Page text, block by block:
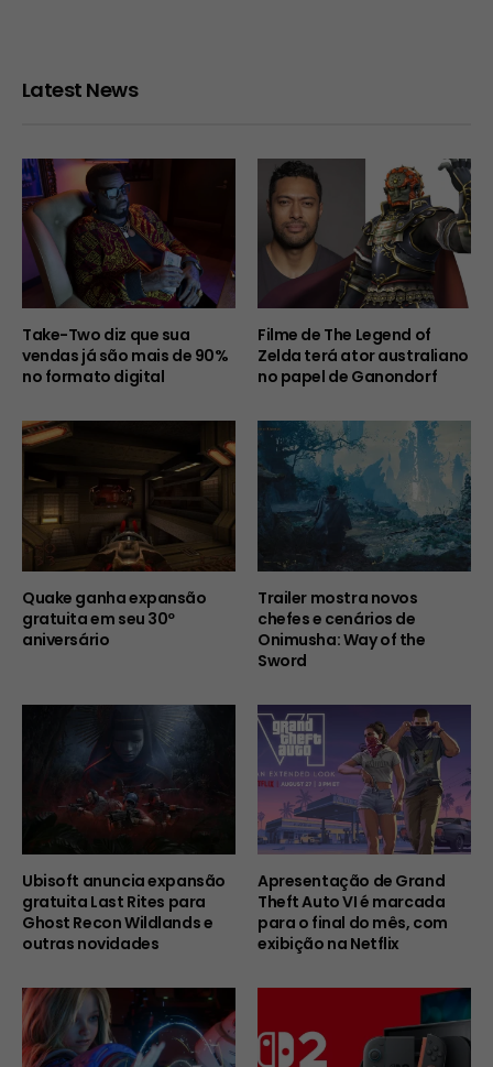
Latest News
Take-Two diz que sua
vendas já são mais de 90%
no formato digital
Filme de The Legend of
Zelda terá ator australiano
no papel de Ganondorf
Quake ganha expansão
gratuita em seu 30º
aniversário
Trailer mostra novos
chefes e cenários de
Onimusha: Way of the
Sword
Ubisoft anuncia expansão
gratuita Last Rites para
Ghost Recon Wildlands e
outras novidades
Apresentação de Grand
Theft Auto VI é marcada
para o final do mês, com
exibição na Netflix